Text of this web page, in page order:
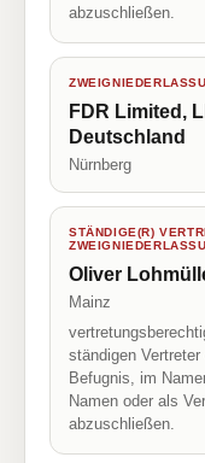
abzuschließen.
FDR Limited,
Deutschland
Nürnberg
STÄNDIGE(R)
Oliver
Mainz
ständigen
Befugnis, im
Namen oder als
abzuschließen.